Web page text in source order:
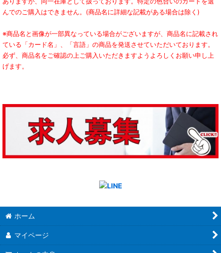
んでのご購入はできません。(商品名に詳細な記載がある場合は除く)
※商品名と画像が一部異なっている場合がございますが、商品名に記載され
ている「カード名」、「言語」の商品を発送させていただいております。
必ず、商品名をご確認の上ご購入いただきますようよろしくお願い申し上
げます。
ホーム
マイページ